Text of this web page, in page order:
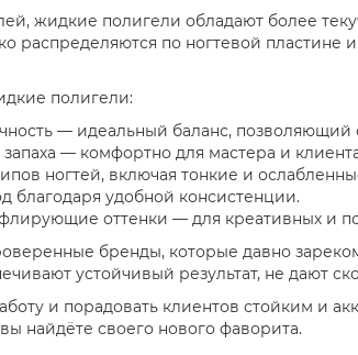
жидкие полигели обладают более
распределяются по ногтевой
полигели:
— идеальный баланс,
запаха — комфортно для мастера и
ногтей, включая тонкие и
благодаря удобной консистенции.
оттенки — для креативных и
бренды, которые давно
устойчивый результат, не дают
и порадовать клиентов стойким и
найдёте своего нового фаворита.